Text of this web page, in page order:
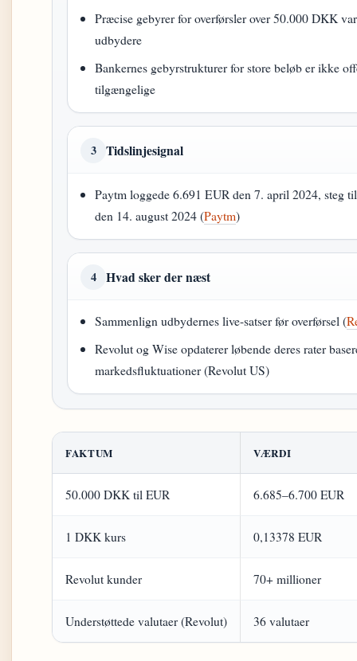
Præcise gebyrer for overførsler over 50.000 DKK
udbydere
Bankernes gebyrstrukturer for store beløb er ikke
tilgængelige
3 Tidslinjesignal
Paytm loggede 6.691 EUR den 7. april 2024, steg
den 14. august 2024 (Paytm)
4 Hvad sker der næst
Sammenlign udbydernes live-satser før overførsel (
Revolut og Wise opdaterer løbende deres rater
markedsfluktuationer (Revolut US)
FAKTUM VÆRDI
50.000 DKK til EUR 6.685–6.700 EUR
1 DKK kurs 0,13378 EUR
Revolut kunder 70+ millioner
Understøttede valutaer (Revolut) 36 valutaer